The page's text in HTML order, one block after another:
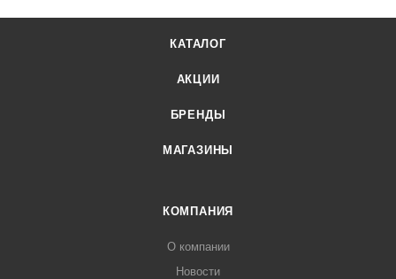
КАТАЛОГ
АКЦИИ
БРЕНДЫ
МАГАЗИНЫ
КОМПАНИЯ
О компании
Новости